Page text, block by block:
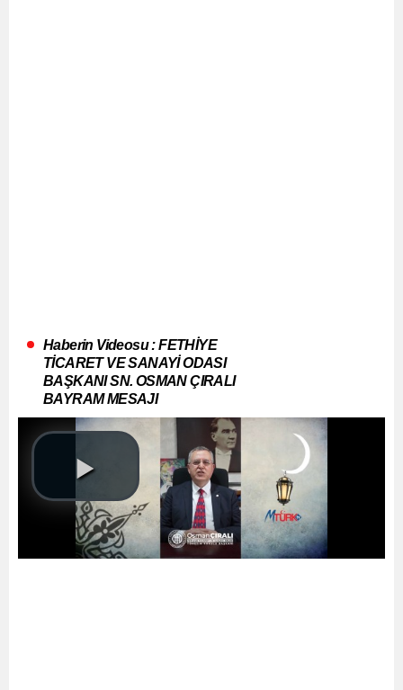
Haberin Videosu : FETHİYE
TİCARET VE SANAYİ ODASI
BAŞKANI SN. OSMAN ÇIRALI
BAYRAM MESAJI